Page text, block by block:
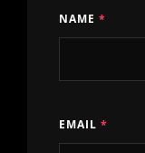
NAME *
EMAIL *